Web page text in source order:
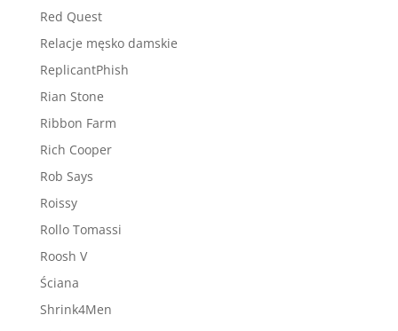
Red Quest
Relacje męsko damskie
ReplicantPhish
Rian Stone
Ribbon Farm
Rich Cooper
Rob Says
Roissy
Rollo Tomassi
Roosh V
Ściana
Shrink4Men